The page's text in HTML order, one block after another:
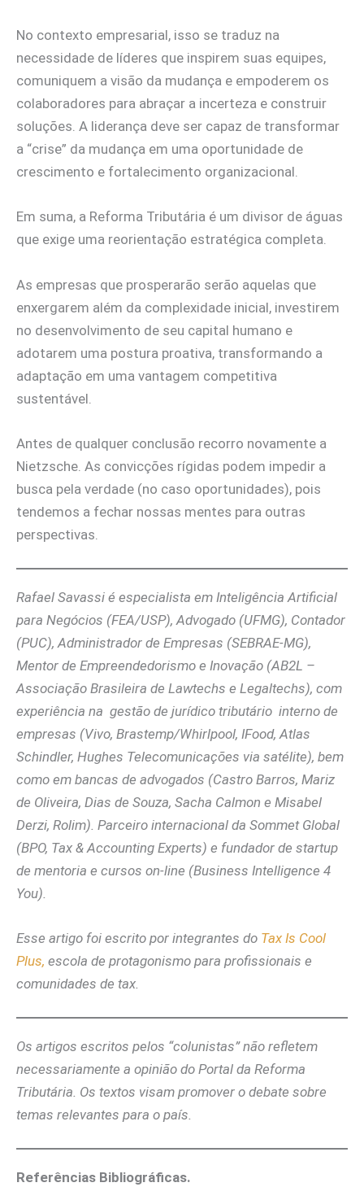
No contexto empresarial, isso se traduz na
necessidade de líderes que inspirem suas equipes,
comuniquem a visão da mudança e empoderem os
colaboradores para abraçar a incerteza e construir
soluções. A liderança deve ser capaz de transformar
a “crise” da mudança em uma oportunidade de
crescimento e fortalecimento organizacional.
Em suma, a Reforma Tributária é um divisor de águas
que exige uma reorientação estratégica completa.
As empresas que prosperarão serão aquelas que
enxergarem além da complexidade inicial, investirem
no desenvolvimento de seu capital humano e
adotarem uma postura proativa, transformando a
adaptação em uma vantagem competitiva
sustentável.
Antes de qualquer conclusão recorro novamente a
Nietzsche. As convicções rígidas podem impedir a
busca pela verdade (no caso oportunidades), pois
tendemos a fechar nossas mentes para outras
perspectivas.
Rafael Savassi é especialista em Inteligência Artificial
para Negócios (FEA/USP), Advogado (UFMG), Contador
(PUC), Administrador de Empresas (SEBRAE-MG),
Mentor de Empreendedorismo e Inovação (AB2L –
Associação Brasileira de Lawtechs e Legaltechs), com
experiência na gestão de jurídico tributário interno de
empresas (Vivo, Brastemp/Whirlpool, IFood, Atlas
Schindler, Hughes Telecomunicações via satélite), bem
como em bancas de advogados (Castro Barros, Mariz
de Oliveira, Dias de Souza, Sacha Calmon e Misabel
Derzi, Rolim). Parceiro internacional da Sommet Global
(BPO, Tax & Accounting Experts) e fundador de startup
de mentoria e cursos on-line (Business Intelligence 4
You).
Esse artigo foi escrito por integrantes do Tax Is Cool
Plus, escola de protagonismo para profissionais e
comunidades de tax.
Os artigos escritos pelos “colunistas” não refletem
necessariamente a opinião do Portal da Reforma
Tributária. Os textos visam promover o debate sobre
temas relevantes para o país.
Referências Bibliográficas.